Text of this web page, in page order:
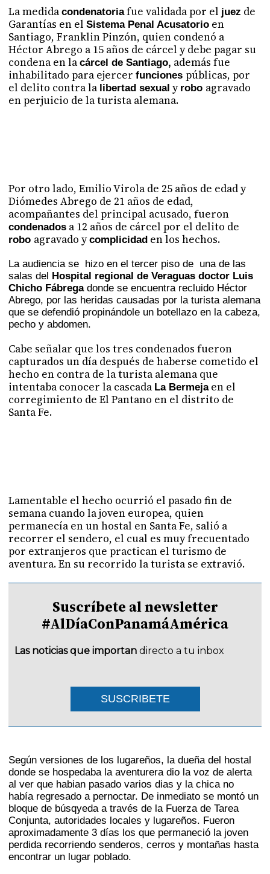
La medidacondenatoriafue validada por el juez de
Garantías en elSistema Penal Acusatorio en
Santiago, Franklin Pinzón, quien condenó a
Héctor Abrego a 15 años de cárcel y debe pagar su
condena en lacárcel de Santiago, además fue
inhabilitado para ejercerfuncionespúblicas, por
el delito contra la libertad sexual y robo agravado
en perjuicio de la turista alemana.
Por otro lado, Emilio Virola de 25 años de edad y
Diómedes Abrego de 21 años de edad,
acompañantes del principal acusado, fueron
condenados a 12 años de cárcel por el delito de
robo agravado ycomplicidad en los hechos.
La audiencia se hizo en el tercer piso de una de las
salas del Hospital regional de Veraguas doctor Luis
Chicho Fábregadonde se encuentra recluido Héctor
Abrego, por las heridas causadas por la turista alemana
que se defendió propinándole un botellazo en la cabeza,
pecho y abdomen.
Cabe señalar que los tres condenados fueron
capturados un día después de haberse cometido el
hecho en contra de la turista alemana que
intentaba conocer la cascada La Bermejaen el
corregimiento de El Pantano en el distrito de
Santa Fe.
Lamentable el hecho ocurrió el pasado fin de
semana cuando la joven europea, quien
permanecía en un hostal en Santa Fe, salió a
recorrer el sendero, el cual es muy frecuentado
por extranjeros que practican el turismo de
aventura. En su recorrido la turista se extravió.
Suscríbete al newsletter
#AlDíaConPanamáAmérica
Las noticias que importan directo a tu inbox
SUSCRIBETE
Según versiones de los lugareños, la dueña del hostal
donde se hospedaba la aventurera dio la voz de alerta
al ver que habian pasado varios dias y la chica no
había regresado a pernoctar. De inmediato se montó un
bloque de búsqyeda a través de la Fuerza de Tarea
Conjunta, autoridades locales y lugareños. Fueron
aproximadamente 3 días los que permaneció la joven
perdida recorriendo senderos, cerros y montañas hasta
encontrar un lugar poblado.